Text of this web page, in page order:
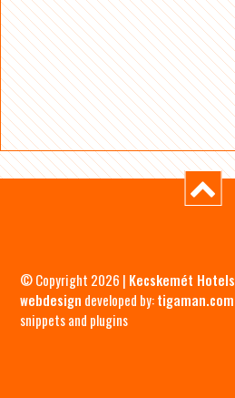
© Copyright 2026 | Kecskemét Hotels
webdesign developed by:tigaman.com
snippets and plugins